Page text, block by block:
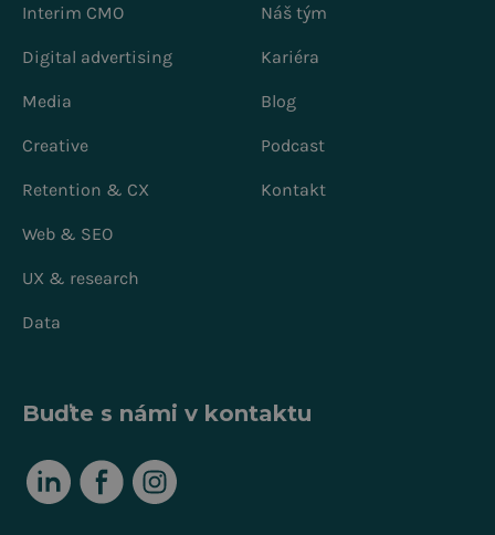
Interim CMO
Digital advertising
Media
Creative
Retention & CX
Web & SEO
UX & research
Data
Náš tým
Kariéra
Blog
Podcast
Kontakt
Buďte s námi v kontaktu